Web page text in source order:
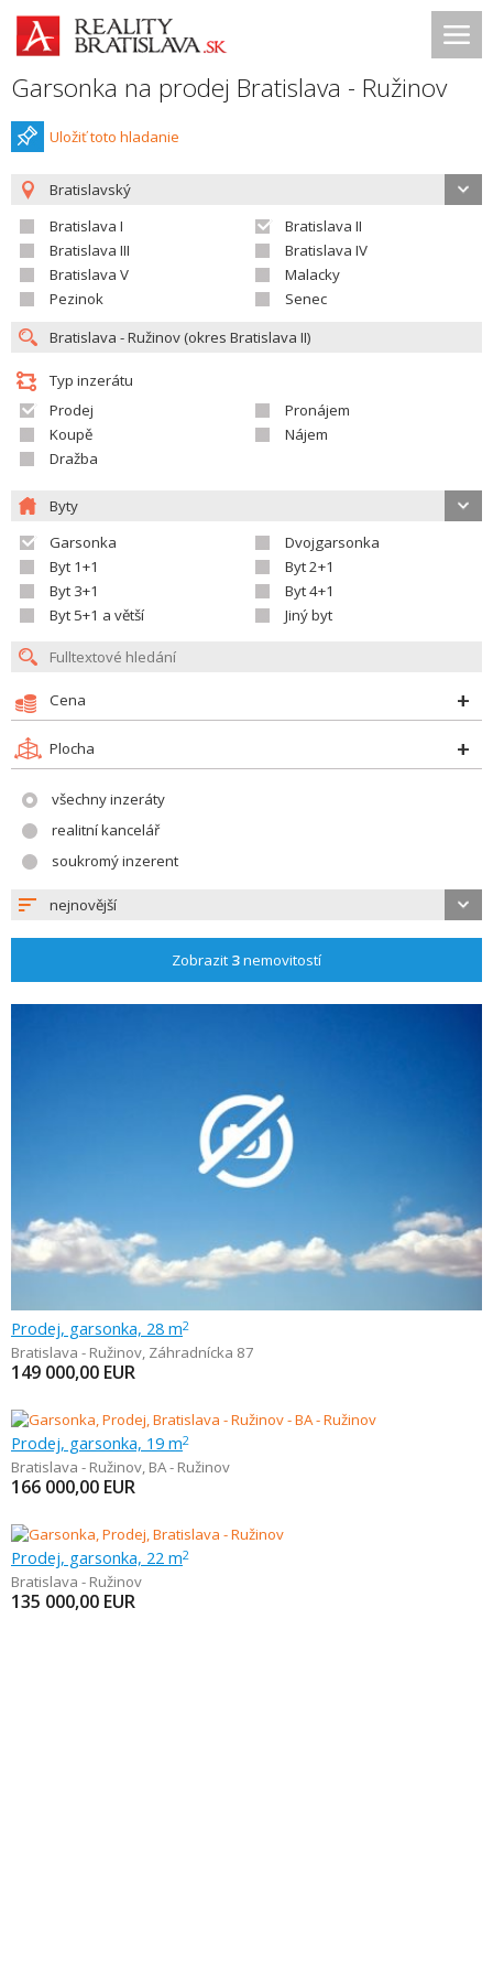
Garsonka na prodej Bratislava - Ružinov
Uložiť toto hladanie
Bratislavský
Bratislava I
Bratislava II
Bratislava III
Bratislava IV
Bratislava V
Malacky
Pezinok
Senec
Typ inzerátu
Prodej
Pronájem
Koupě
Nájem
Dražba
Byty
Garsonka
Dvojgarsonka
Byt 1+1
Byt 2+1
Byt 3+1
Byt 4+1
Byt 5+1 a větší
Jiný byt
Cena
Plocha
všechny inzeráty
realitní kancelář
soukromý inzerent
nejnovější
Zobrazit 3nemovitostí
Prodej, garsonka, 28 m2
Bratislava - Ružinov, Záhradnícka 87
149 000,00 EUR
Prodej, garsonka, 19 m2
Bratislava - Ružinov, BA - Ružinov
166 000,00 EUR
Prodej, garsonka, 22 m2
Bratislava - Ružinov
135 000,00 EUR